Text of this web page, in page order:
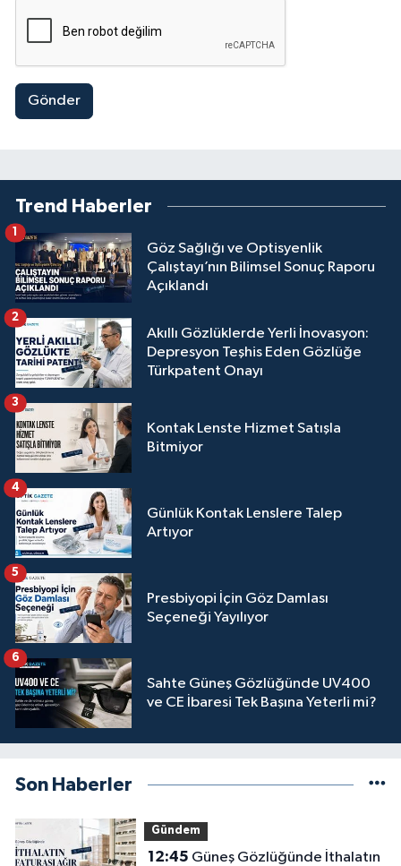
Gönder
Trend Haberler
Göz Sağlığı ve Optisyenlik
Çalıştayı’nın Bilimsel Sonuç Raporu
Açıklandı
1
Akıllı Gözlüklerde Yerli İnovasyon:
Depresyon Teşhis Eden Gözlüğe
Türkpatent Onayı
2
Kontak Lenste Hizmet Satışla
Bitmiyor
3
Günlük Kontak Lenslere Talep
Artıyor
4
Presbiyopi İçin Göz Damlası
Seçeneği Yayılıyor
5
Sahte Güneş Gözlüğünde UV400
ve CE İbaresi Tek Başına Yeterli mi?
6
Son Haberler
Gündem
12:45